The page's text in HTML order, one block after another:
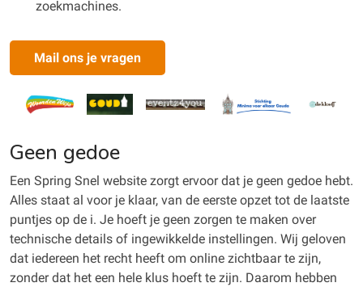
zoekmachines.
Mail ons je vragen
Geen gedoe
Een Spring Snel website zorgt ervoor dat je geen gedoe hebt.
Alles staat al voor je klaar, van de eerste opzet tot de laatste
puntjes op de i. Je hoeft je geen zorgen te maken over
technische details of ingewikkelde instellingen. Wij geloven
dat iedereen het recht heeft om online zichtbaar te zijn,
zonder dat het een hele klus hoeft te zijn. Daarom hebben